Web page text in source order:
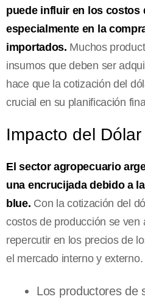
puede influir en los costos
especialmente en la
importados. Muchos
insumos que deben ser
hace que la cotización del
crucial en su planificación
Impacto del
El sector agropecuario
una encrucijada debido a
blue. Con la cotización del
costos de producción se ven
repercutir en los precios de
el mercado interno y externo.
Los productores de